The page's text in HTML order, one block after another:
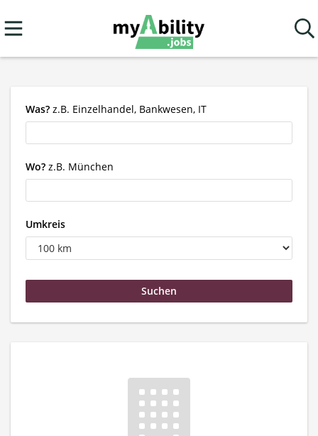
Was? z.B. Einzelhandel, Bankwesen, IT
Wo? z.B. München
Umkreis